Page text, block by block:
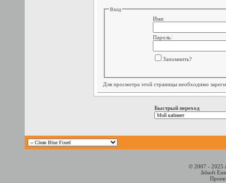
Вход
Имя:
Пароль:
Запомнить?
Для просмотра этой страницы необходимо
Быстрый переход
© 2007 - 2025
Jelsoft